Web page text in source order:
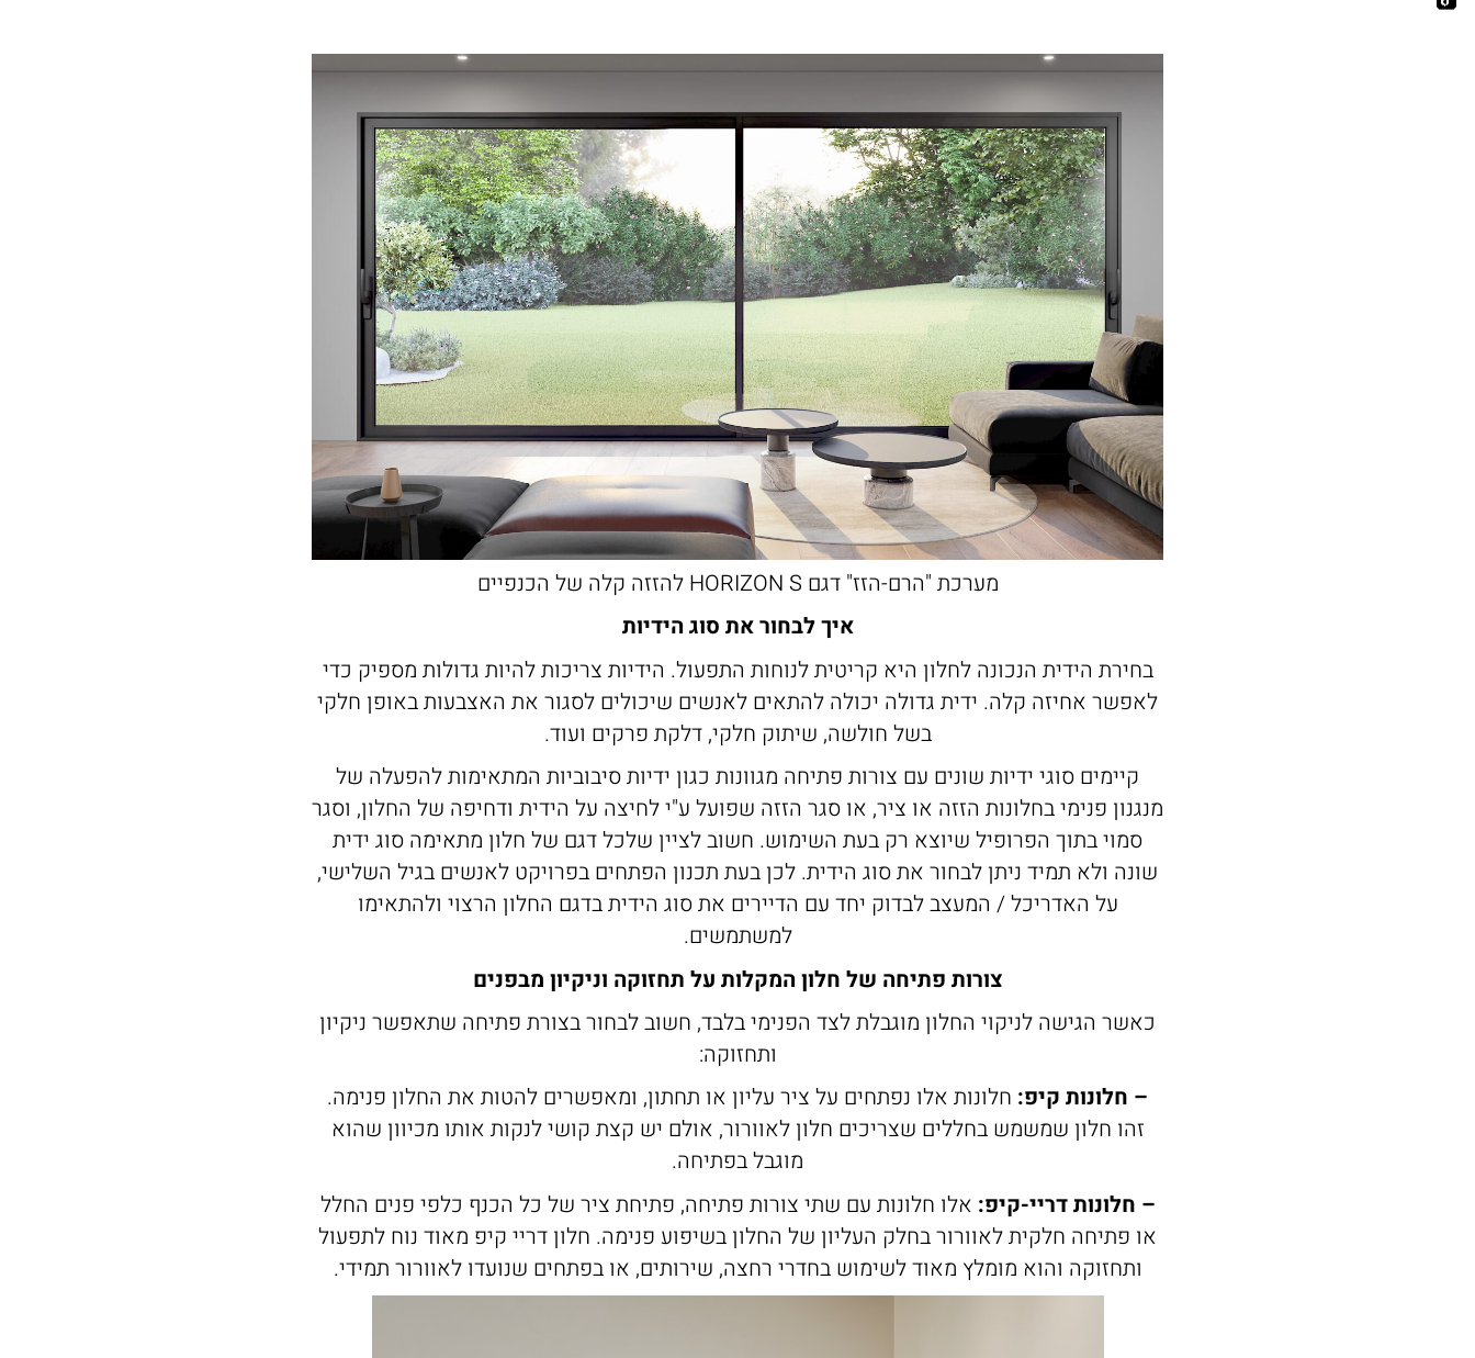
מערכת "הרם-הזז" דגם HORIZON S להזזה קלה של הכנפיים
איך לבחור את סוג הידיות
בחירת הידית הנכונה לחלון היא קריטית לנוחות התפעול. הידיות צריכות להיות גדולות מספיק כדי
לאפשר אחיזה קלה. ידית גדולה יכולה להתאים לאנשים שיכולים לסגור את האצבעות באופן חלקי
בשל חולשה, שיתוק חלקי, דלקת פרקים ועוד.
קיימים סוגי ידיות שונים עם צורות פתיחה מגוונות כגון ידיות סיבוביות המתאימות להפעלה של
מנגנון פנימי בחלונות הזזה או ציר, או סגר הזזה שפועל ע"י לחיצה על הידית ודחיפה של החלון, וסגר
סמוי בתוך הפרופיל שיוצא רק בעת השימוש. חשוב לציין שלכל דגם של חלון מתאימה סוג ידית
שונה ולא תמיד ניתן לבחור את סוג הידית. לכן בעת תכנון הפתחים בפרויקט לאנשים בגיל השלישי,
על האדריכל / המעצב לבדוק יחד עם הדיירים את סוג הידית בדגם החלון הרצוי ולהתאימו
למשתמשים.
צורות פתיחה של חלון המקלות על תחזוקה וניקיון מבפנים
כאשר הגישה לניקוי החלון מוגבלת לצד הפנימי בלבד, חשוב לבחור בצורת פתיחה שתאפשר ניקיון
ותחזוקה:
– חלונות קיפ: חלונות אלו נפתחים על ציר עליון או תחתון, ומאפשרים להטות את החלון פנימה.
זהו חלון שמשמש בחללים שצריכים חלון לאוורור, אולם יש קצת קושי לנקות אותו מכיוון שהוא
מוגבל בפתיחה.
– חלונות דריי-קיפ: אלו חלונות עם שתי צורות פתיחה, פתיחת ציר של כל הכנף כלפי פנים החלל
או פתיחה חלקית לאוורור בחלק העליון של החלון בשיפוע פנימה. חלון דריי קיפ מאוד נוח לתפעול
ותחזוקה והוא מומלץ מאוד לשימוש בחדרי רחצה, שירותים, או בפתחים שנועדו לאוורור תמידי.